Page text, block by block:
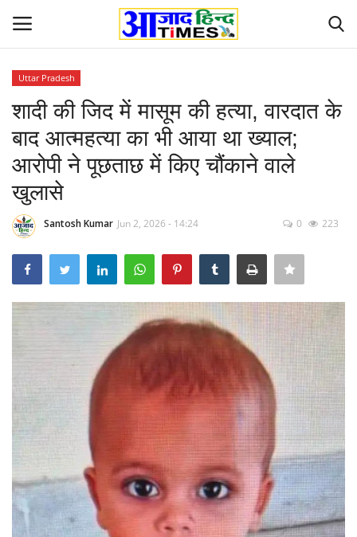
Home
ओडिशा
Contact
देश-विदेश
छत्तीसगढ़ राज्य
दुनिया
मनोरंजन
सेहत
धर्म
करियर
Uttar Pradesh
शादी की जिद में मासूम की हत्या, वारदात के
बाद आत्महत्या का भी आया था ख्याल;
आरोपी ने पूछताछ में किए चौंकाने वाले
खुलासे
Santosh Kumar Jun 2, 2026 - 14:24 0 223